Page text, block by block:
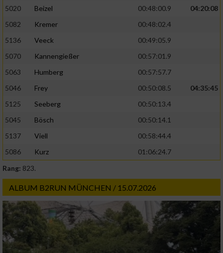
5020
Beizel 00:48:00.9
04:20:08
5082
Kremer
00:48:02.4
5136
Veeck
00:49:05.9
5070
Kannengießer
00:57:01.9
5063
Humberg
00:57:57.7
5046
Frey 00:50:08.5
04:35:45
5125
Seeberg
00:50:13.4
5045
Bösch
00:50:14.1
5137
Viell
00:58:44.4
5086
Kurz
01:06:24.7
Rang: 823.
ALBUM B2RUN MÜNCHEN / 15.07.2026